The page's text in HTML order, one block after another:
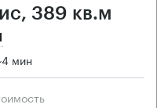
389 кв.м
4 мин